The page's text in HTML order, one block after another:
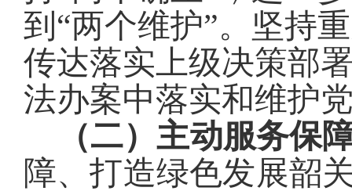
到“两个维护”。坚持
传达落实上级决策部
法办案中落实和维护
（二）主动服务保
障、打造绿色发展韶